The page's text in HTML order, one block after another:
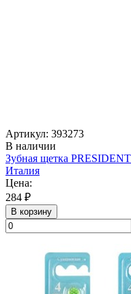
Артикул: 393273
В наличии
Зубная щетка
Италия
Цена:
284 ₽
В корзину